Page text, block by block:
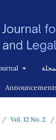
/ Vol. 12 No. 2 /